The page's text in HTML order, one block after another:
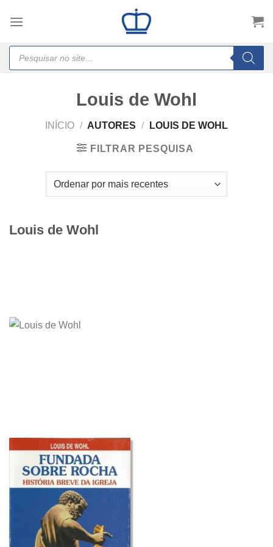
Products
search
Louis de Wohl
INÍCIO / AUTORES / LOUIS DE WOHL
FILTRAR PESQUISA
Louis de Wohl